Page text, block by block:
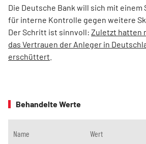
Die Deutsche Bank will sich mit
für interne Kontrolle gegen weitere
Der Schritt ist sinnvoll: Zuletzt hatten
das Vertrauen der Anleger in
erschüttert
Behandelte Werte
Name Wert